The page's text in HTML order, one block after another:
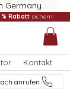
Germany
Kontakt
anrufen
% Rabatt sichern!